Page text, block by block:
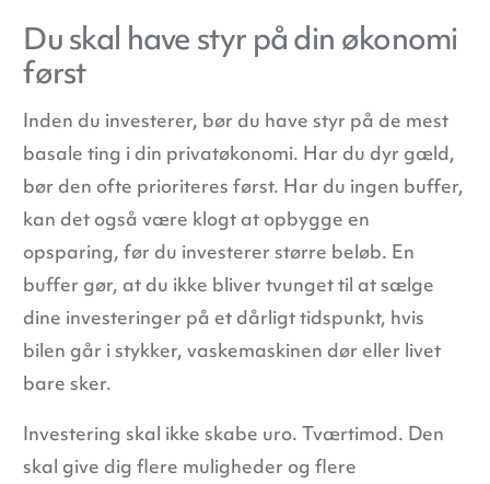
Du skal have styr på din økonomi
først
Inden du investerer, bør du have styr på de mest
basale ting i din privatøkonomi. Har du dyr gæld,
bør den ofte prioriteres først. Har du ingen buffer,
kan det også være klogt at opbygge en
opsparing, før du investerer større beløb. En
buffer gør, at du ikke bliver tvunget til at sælge
dine investeringer på et dårligt tidspunkt, hvis
bilen går i stykker, vaskemaskinen dør eller livet
bare sker.
Investering skal ikke skabe uro. Tværtimod. Den
skal give dig flere muligheder og flere